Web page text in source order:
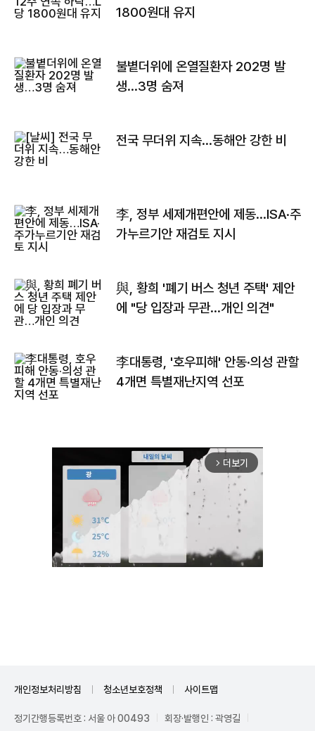
1800원대 유지
불볕더위에 온열질환자 202명 발
생…3명 숨져
전국 무더위 지속…동해안 강한 비
李, 정부 세제개편안에 제동…ISA·주
가누르기안 재검토 지시
與, 황희 '폐기 버스 청년 주택' 제안
에 "당 입장과 무관…개인 의견"
李대통령, '호우피해' 안동·의성 관할
4개면 특별재난지역 선포
arrow_forward_ios 더보기
개인정보처리방침 청소년보호정책 사이트맵
정기간행등록번호 : 서울 아 00493 회장·발행인 : 곽영길